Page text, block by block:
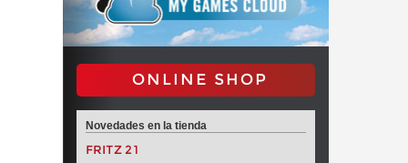
ONLINE SHOP
Novedades en la tienda
FRITZ 21